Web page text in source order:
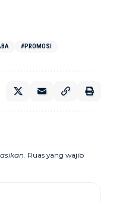
#PROMOSI
Ruas yang wajib